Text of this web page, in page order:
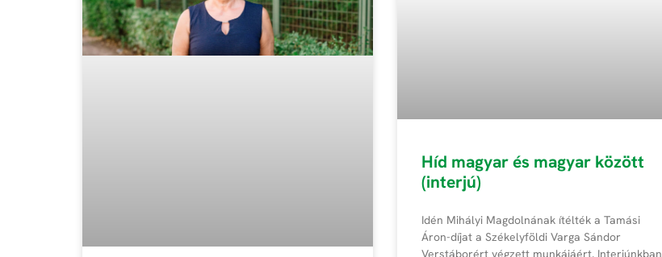
Híd magyar és magyar között
(interjú)
Idén Mihályi Magdolnának ítélték a Tamási
Áron-díjat a Székelyföldi Varga Sándor
Verstáborért végzett munkájáért. Interjúnkban